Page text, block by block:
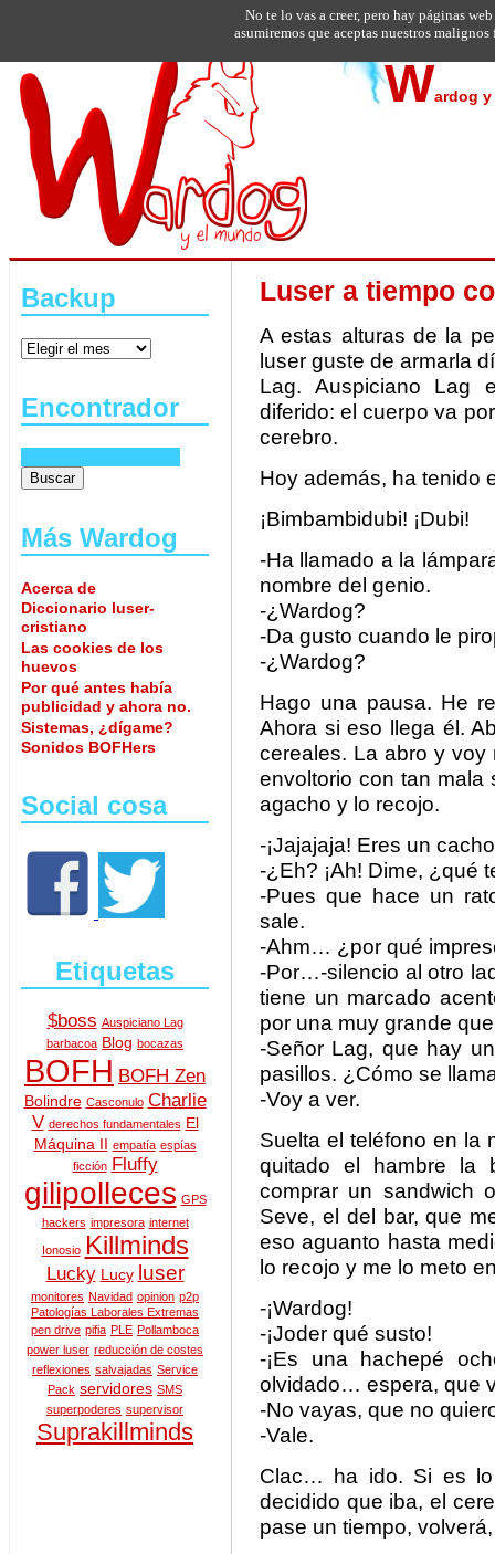
Wardog
Backup
Encontrador
Más Wardog
Acerca de
Diccionario luser-
cristiano
Las cookies de los
huevos
Por qué antes había
publicidad y ahora no.
Sistemas, ¿dígame?
Sonidos BOFHers
Social cosa
Etiquetas
$boss Auspiciano Lag
barbacoa Blog bocazas
BOFH BOFH Zen
Bolindre Casconulo Charlie
V derechos fundamentales El
Máquina II empatía espías
ficción
Fluffy
gilipolleces GPS
hackers impresora internet
Ionosio Killminds
Lucky Lucy luser
monitores Navidad opinion p2p
Patologías Laborales Extremas
pen drive pifia PLE Pollamboca
power luser reducción de costes
reflexiones salvajadas Service
Pack servidores SMS
superpoderes supervisor
Suprakillminds
Luser a tiempo
A estas alturas de la
luser guste de armarla
Lag. Auspiciano Lag
diferido: el cuerpo va
cerebro.
Hoy además, ha tenido
¡Bimbambidubi! ¡Dubi!
-Ha llamado a la
nombre del genio.
-¿Wardog?
-Da gusto cuando le
-¿Wardog?
Hago una pausa. He
Ahora si eso llega él.
cereales. La abro y voy
envoltorio con tan mala
agacho y lo recojo.
-¡Jajajaja! Eres un
-¿Eh? ¡Ah! Dime, ¿qué
-Pues que hace un
sale.
-Ahm… ¿por qué
-Por…-silencio al otro
tiene un marcado
por una muy grande
-Señor Lag, que hay
pasillos. ¿Cómo se
-Voy a ver.
Suelta el teléfono en la
quitado el hambre la
comprar un sandwich
Seve, el del bar, que
eso aguanto hasta
lo recojo y me lo meto
-¡Wardog!
-¡Joder qué susto!
-¡Es una hachepé
olvidado… espera, que
-No vayas, que no
-Vale.
Clac… ha ido. Si es
decidido que iba, el
pase un tiempo,
No te lo vas a creer, pero hay páginas
asumiremos que aceptas nuestros